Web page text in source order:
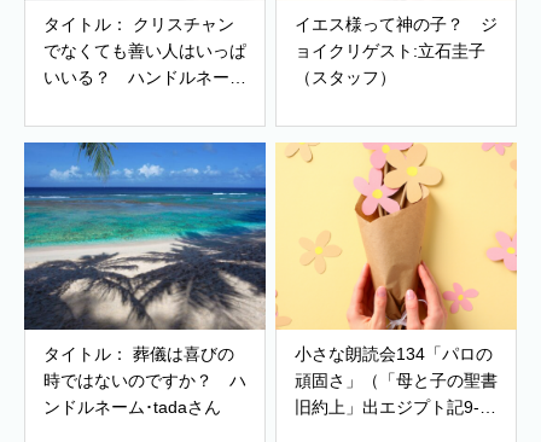
タイトル： クリスチャン
でなくても善い人はいっぱ
いいる？ ハンドルネー
イエス様って神の子？ ジ
ョイクリゲスト:立石圭子
（スタッフ）
タイトル： 葬儀は喜びの
時ではないのですか？ ハ
ンドルネーム･tadaさん
小さな朗読会134「パロの
頑固さ」（「母と子の聖書
旧約上」出エジプト記9-